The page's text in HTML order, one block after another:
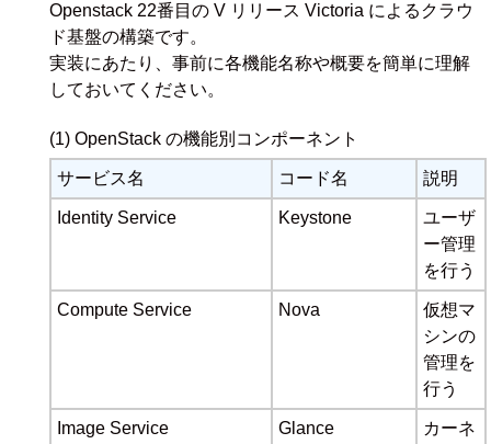
Openstack 22番目の V リリース Victoria によるクラウ
ド基盤の構築です。
実装にあたり、事前に各機能名称や概要を簡単に理解
しておいてください。
(1) OpenStack の機能別コンポーネント
サービス名 コード名 説明
Identity Service Keystone
ユーザ
ー管理
を行う
Compute Service Nova
仮想マ
シンの
管理を
行う
Image Service Glance
カーネ